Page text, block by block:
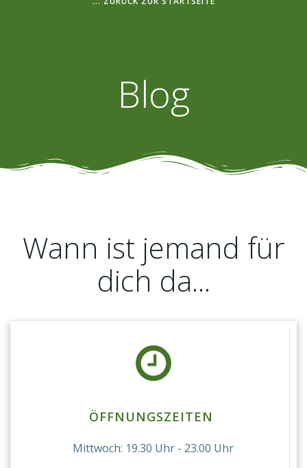
Blog
Wann ist jemand für
dich da...
ÖFFNUNGSZEITEN
Mittwoch: 19.30 Uhr - 23.00 Uhr